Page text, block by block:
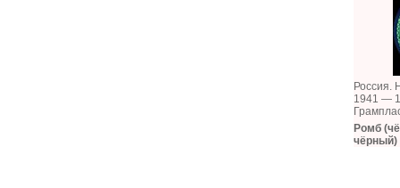
Россия.
1941 —
Ромб
чёрный)